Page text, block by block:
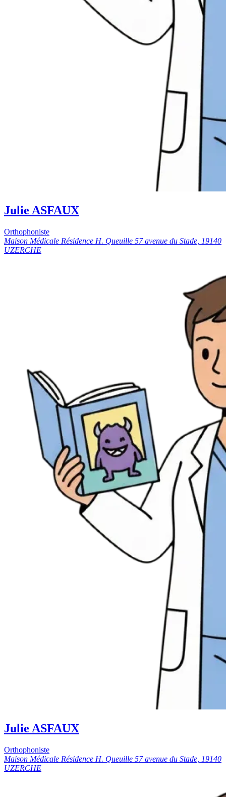
Julie ASFAUX
Orthophoniste
Maison Médicale Résidence H. Queuille 57 avenue du Stade, 19140
UZERCHE
Julie ASFAUX
Orthophoniste
Maison Médicale Résidence H. Queuille 57 avenue du Stade, 19140
UZERCHE